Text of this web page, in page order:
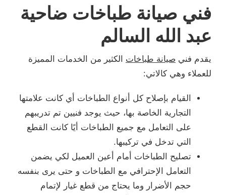
فني صيانة طباخات ضاحية
عبد الله السالم
يقدم فني صيانة طباخات الكثير من الخدمات المميزة
للعملاء وهي كالاتي:
القيام بإصلاح كل أنواع الطباخات أي كانت علامتها
التجارية الخاصة بها، حيث يوجد فنيين تم تدريبهم
على التعامل مع جميع الطباخات أيًا كانت القطع
التي تدخل في تركيبها.
تصليح الطباخات أمام أعين العميل لكي يضمن
التعامل الإحترافي مع الطباخات و حتى يرى بنفسه
حجم الأضرار وما يحتاج من قطع غيار لإتمام